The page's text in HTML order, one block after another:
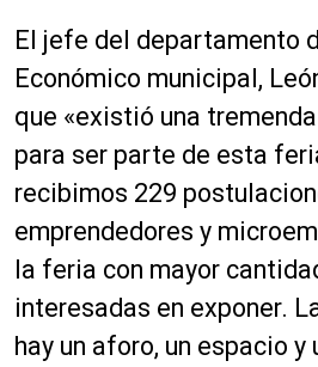
El jefe del departamento
Económico municipal,
que «existió una
para ser parte de esta
recibimos 229
emprendedores y
la feria con mayor
interesadas en exponer.
hay un aforo, un espacio y